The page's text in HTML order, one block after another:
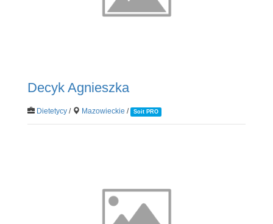
Decyk Agnieszka
Dietetycy/ Mazowieckie / Soit PRO